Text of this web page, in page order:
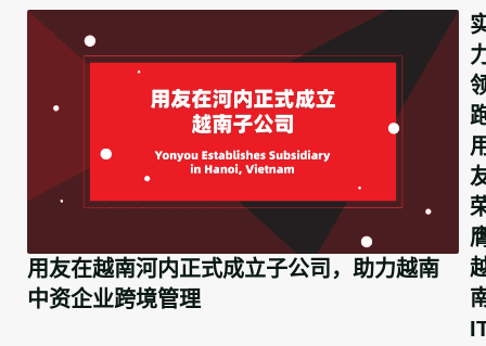
用友在越南河内正式成立子公司，助力越南
中资企业跨境管理